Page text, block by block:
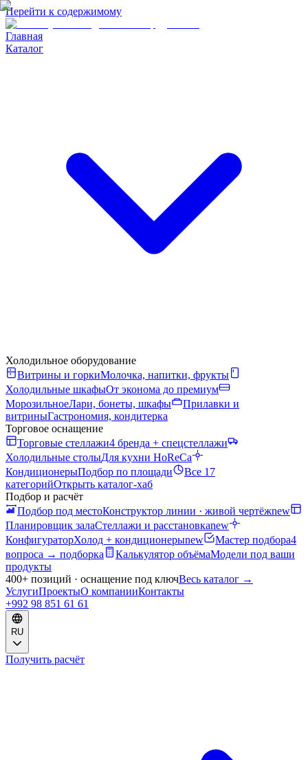
Перейти к содержимому
Главная
Каталог
Холодильное оборудование
Витрины и горкиМолочка, напитки, фрукты
Холодильные шкафыОт эконома до премиум
МорозильноеЛари, бонеты, шкафы
Прилавки и
витриныГастрономия, кондитерка
Торговое оснащение
Торговые стеллажи4 бренда + спецстеллажи
Холодильные столыДля кухни HoReCa
КондиционерыПодбор по площади
Все 17
категорийОткрыть каталог-хаб
Подбор и расчёт
Подбор под местоКонструктор линии · живой чертёжnew
Планировщик залаСтеллажи и расстановкаnew
КонфигураторХолод + кондиционерыnew Мастер подбора4
вопроса → подборка
Калькулятор объёмаМодели под ваши
продукты
400+ позиций · оснащение под ключВесь каталог →
УслугиПроектыО компанииКонтакты
+992 98 851 61 61
RU
Получить расчёт